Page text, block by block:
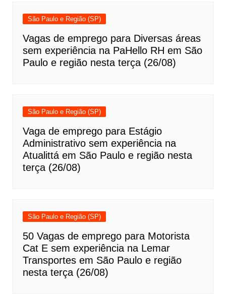
São Paulo e Região (SP)
Vagas de emprego para Diversas áreas
sem experiência na PaHello RH em São
Paulo e região nesta terça (26/08)
São Paulo e Região (SP)
Vaga de emprego para Estágio
Administrativo sem experiência na
Atualittá em São Paulo e região nesta
terça (26/08)
São Paulo e Região (SP)
50 Vagas de emprego para Motorista
Cat E sem experiência na Lemar
Transportes em São Paulo e região
nesta terça (26/08)